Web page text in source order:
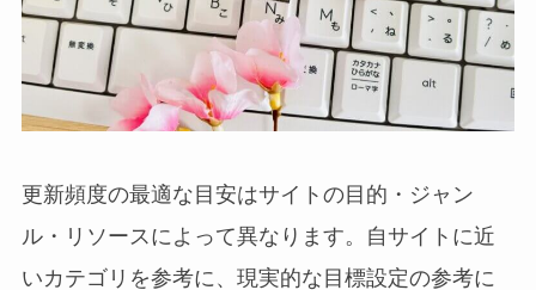
更新頻度の最適な目安はサイトの目的・ジャン
ル・リソースによって異なります。自サイトに近
いカテゴリを参考に、現実的な目標設定の参考に